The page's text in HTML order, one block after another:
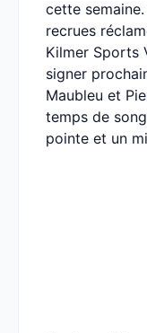
cette
recrues
Kilmer Sports
signer
Maubleu et
temps de
pointe et un